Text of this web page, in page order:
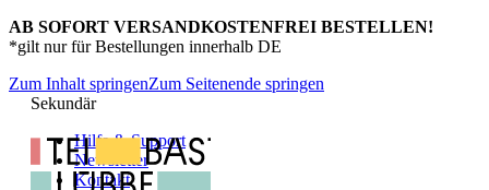
AB SOFORT VERSANDKOSTENFREI BESTELLEN!
*gilt nur für Bestellungen innerhalb DE
Zum Inhalt springenZum Seitenende springen
Sekundär
Hilfe & Support
Newsletter
Kontakt